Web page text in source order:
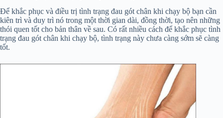
Để khắc phục và điều trị tình trạng đau gót chân khi chạy bộ bạn cần
kiên trì và duy trì nó trong một thời gian dài, đồng thời, tạo nên những
thói quen tốt cho bản thân về sau. Có rất nhiều cách để khắc phục tình
trạng đau gót chân khi chạy bộ, tình trạng này chưa càng sớm sẽ càng
tốt.